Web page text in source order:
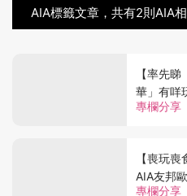
AIA標籤文章，共有2則AIA
專欄分享
【率先
華」有咩
專欄分享
【喪玩喪食
AIA友邦